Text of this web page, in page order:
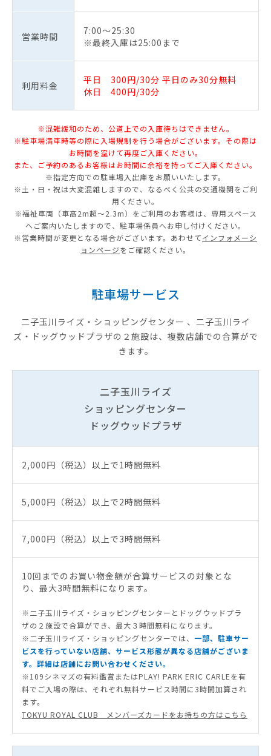
営業時間
7:00～25:30
※最終入庫は25:00まで
利用料金
平日 300円/30分 平日のみ30分無料
休日 400円/30分
※混雑緩和のため、公道上での入庫待ちはできません。
※駐車場満車時等の際に入場規制を行う場合がございます。その際は
お時間を空けて再度ご入庫ください。
また、ご予約のあるお客様はお時間に余裕を持ってご入庫ください。
※指定方向での駐車場入出庫をお願いいたします。
※土・日・祝は大変混雑しますので、なるべく公共の交通機関をご利
用ください。
※福祉車両（車高2m超～2.3m）をご利用のお客様は、専用スペース
へご案内いたしますので、駐車場係員へお申し付けください。
※営業時間が変更となる場合がございます。あわせてインフォメーシ
ョンページをご確認ください。
駐車場サービス
二子玉川ライズ・ショッピングセンター 、二子玉川ライ
ズ・ドッグウッドプラザの２施設は、複数店舗での合算がで
きます。
二子玉川ライズ
ショッピングセンター
ドッグウッドプラザ
2,000円（税込）以上で1時間無料
5,000円（税込）以上で2時間無料
7,000円（税込）以上で3時間無料
10回までのお買い物金額が合算サービスの対象とな
り、最大3時間無料になります。
※二子玉川ライズ・ショッピングセンターとドッグウッドプラ
ザの２施設で合算ができ、最大３時間無料になります。
※二子玉川ライズ・ショッピングセンターでは、 一部、駐車サー
ビスを行っていない店舗、サービス形態が異なる店舗がございま
す。詳細は店舗にお問い合わせください。
※109シネマズの有料鑑賞またはPLAY! PARK ERIC CARLEを有
料でご入場の際は、それぞれ無料サービス時間に3時間加算され
ます。
TOKYU ROYAL CLUB メンバーズカードをお持ちの方はこちら